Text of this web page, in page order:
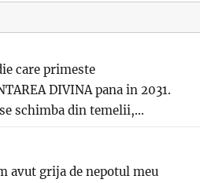
care primeste
DIVINA pana in 2031.
schimba din temelii,...
avut grija de nepotul meu